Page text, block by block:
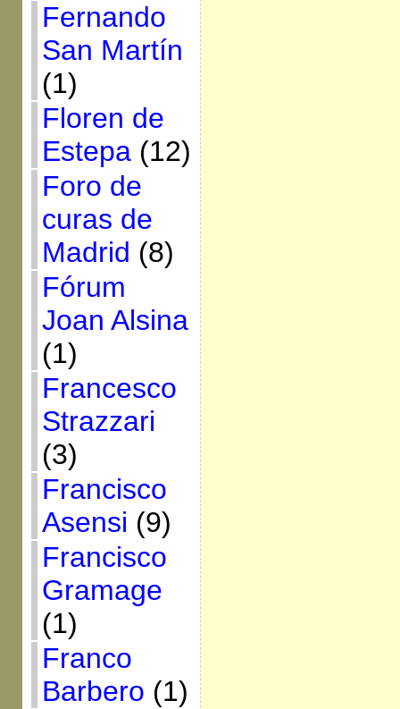
Fernando
San Martín
(1)
Floren de
Estepa(12)
Foro de
curas de
Madrid (8)
Fórum
Joan Alsina
(1)
Francesco
Strazzari
(3)
Francisco
Asensi (9)
Francisco
Gramage
(1)
Franco
Barbero (1)